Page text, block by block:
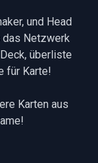
, und Head
Netzwerk
überliste
für Karte!
Karten aus